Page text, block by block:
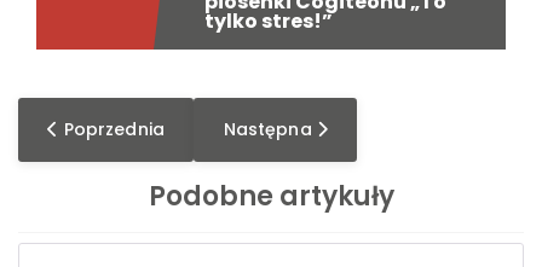
tylko stres!”
Poprzednia strona: GlassFest: weekend wyjątkowych
Poprzednia Następna strona: Oficjalne
Następna
Podobne artykuły